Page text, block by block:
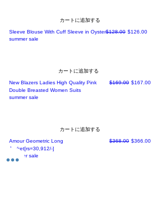
カートに追加する
Sleeve Blouse With Cuff Sleeve in Oyster通常価格
$128.00 セール価格
$126.00
summer sale
カートに追加する
New Blazers Ladies High Quality Pink
Double Breasted Women Suits
通常価格
$169.00 セール価格
$167.00
summer sale
カートに追加する
Amour Geometric Long
Jacket[rs=30,912/-]
通常価格
$368.00 セール価格
$366.00
summer sale